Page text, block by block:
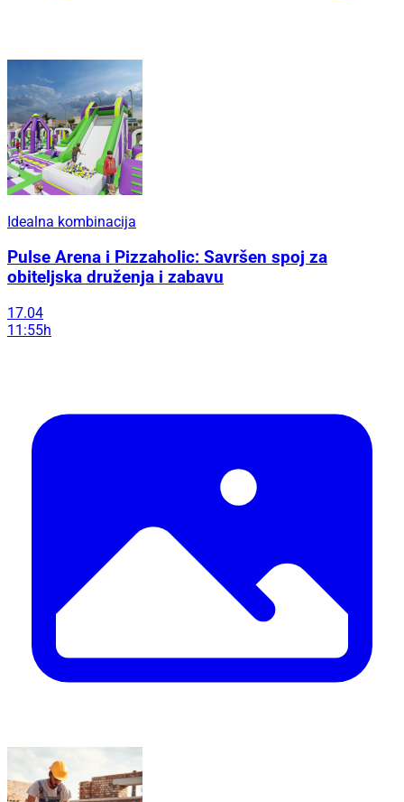
Idealna kombinacija
Pulse Arena i Pizzaholic: Savršen spoj za
obiteljska druženja i zabavu
17.04
11:55h